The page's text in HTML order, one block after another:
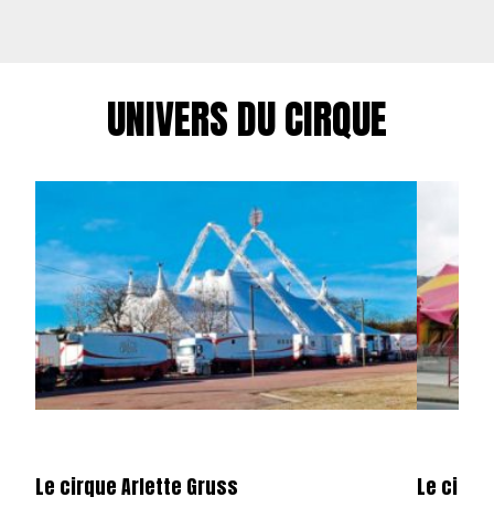
UNIVERS DU CIRQUE
Le cirque Arlette Gruss Le